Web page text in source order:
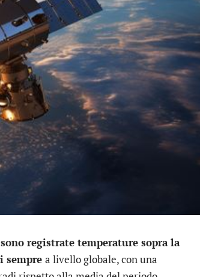
registrate temperature sopra la
sempre a livello globale, con una